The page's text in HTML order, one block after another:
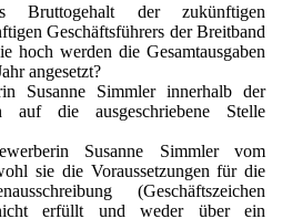
der zukünftigen
Geschäftsführers der Breitband
werden die Gesamtausgaben
angesetzt?
Susanne Simmler innerhalb der
auf die ausgeschriebene Stelle
Susanne Simmler vom
sie die Voraussetzungen für die
(Geschäftszeichen
nicht erfüllt und weder über ein